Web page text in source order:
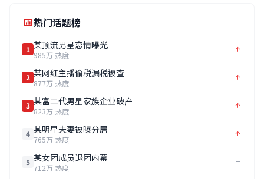
热门话题榜
1 某顶流男星恋情曝光
985万 热度
2 某网红主播偷税漏税被查
877万 热度
3 某富二代男星家族企业破产
823万 热度
4 某明星夫妻被曝分居
765万 热度
5 某女团成员退团内幕
712万 热度